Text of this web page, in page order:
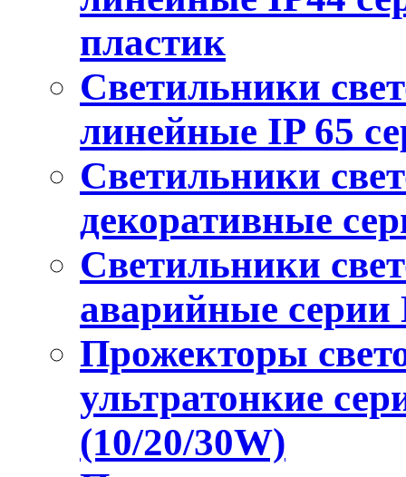
пластик
Светильники
линейные IP 65
Светильники
декоративные
Светильники
аварийные серии
Прожекторы
ультратонкие
(10/20/30W)